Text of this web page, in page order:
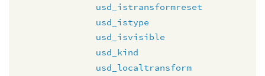
usd_istransformreset
usd_istype
usd_isvisible
usd_kind
usd_localtransform